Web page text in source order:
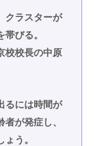
クラスターが
びる。
校校長の中原
るには時間が
が発症し、
う。